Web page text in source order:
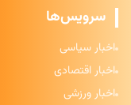
سرویس‌ها
اخبار سیاسی
اخبار اقتصادی
اخبار ورزشی